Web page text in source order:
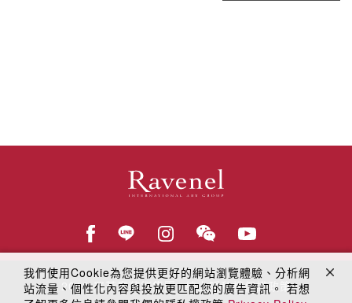
© 2018羅芙奧藝術集團 線上隱私權保護政策
我們使用Cookie為您提供更好的網站瀏覽體驗、分析網
站流量、個性化內容與投放更匹配您的廣告資訊。 若想